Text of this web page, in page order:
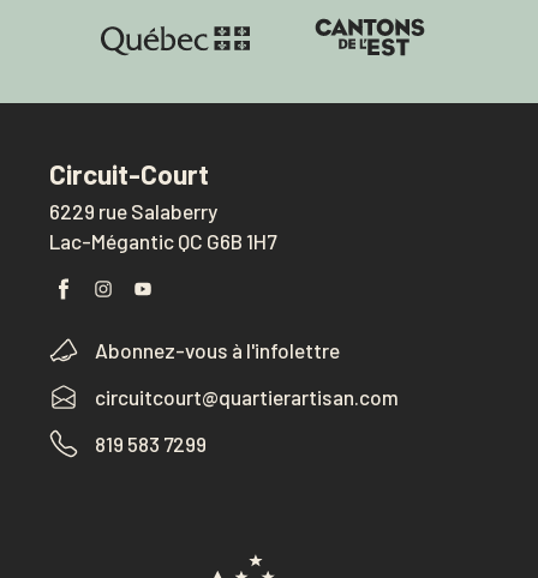
Circuit-Court
6229 rue Salaberry
Lac-Mégantic QC G6B 1H7
Abonnez-vous à l'infolettre
circuitcourt@quartierartisan.com
819 583 7299